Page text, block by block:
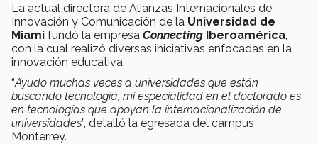
La actual directora de Alianzas Internacionales de
Innovación y Comunicación de la Universidad de
Miami fundó la empresa Connecting Iberoamérica
con la cual realizó diversas iniciativas enfocadas en la
innovación educativa.
“Ayudo muchas veces a universidades que están
buscando tecnología, mi especialidad en el doctorado es
en tecnologías que apoyan la internacionalización de
universidades”, detalló la egresada del campus
Monterrey.